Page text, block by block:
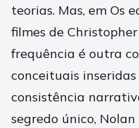
teorias. Mas, em Os
filmes de
frequência é outra
conceituais
consistência
segredo único,